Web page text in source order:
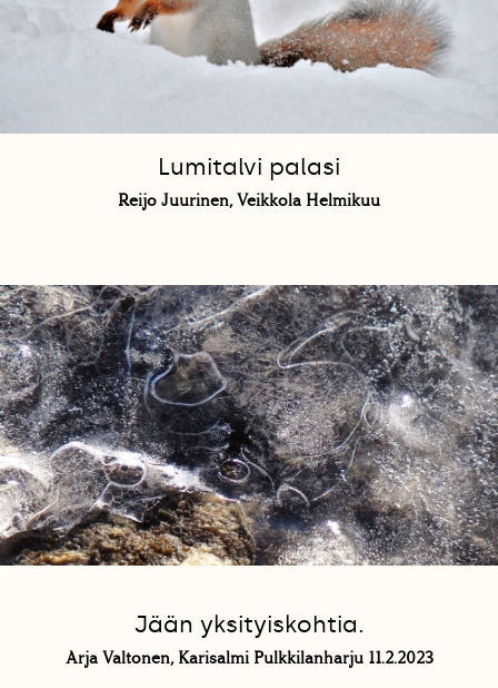
Lumitalvi palasi
Reijo Juurinen, Veikkola Helmikuu
Jään yksityiskohtia.
Arja Valtonen, Karisalmi Pulkkilanharju 11.2.2023